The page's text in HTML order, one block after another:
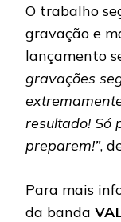
O trabalho
gravação e
lançamento
gravações
resultado! Só
preparem!”,
Para mais
da banda